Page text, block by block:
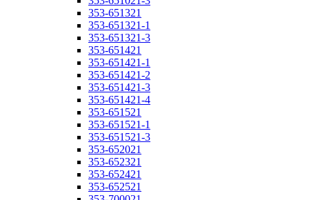
353-651321
353-651321-1
353-651321-3
353-651421
353-651421-1
353-651421-2
353-651421-3
353-651421-4
353-651521
353-651521-1
353-651521-3
353-652021
353-652321
353-652421
353-652521